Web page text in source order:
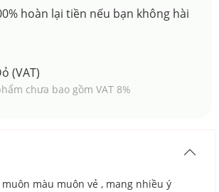
hoàn lại tiền nếu bạn không hài
(VAT)
chưa bao gồm VAT 8%
màu muôn vẻ , mang nhiều ý